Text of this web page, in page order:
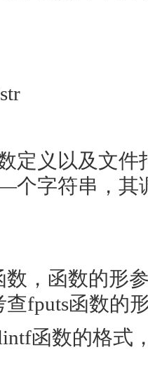
义以及文件
个字符串，其
，函数的形参
fputs函数的
函数的格式